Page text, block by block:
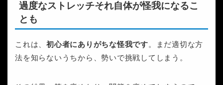
過度なストレッチそれ自体が怪我になるこ
とも
これは、初心者にありがちな怪我です。まだ適切な方
法を知らないうちから、勢いで挑戦してしまう。